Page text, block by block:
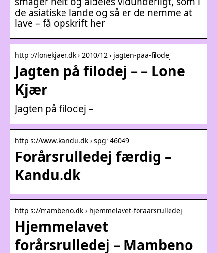
de asiatiske lande og så er de nemme at
lave – få opskrift her
http ://lonekjaer.dk › 2010/12 › jagten-paa-filodej
Jagten på filodej – – Lone
Kjær
Jagten på filodej –
http s://www.kandu.dk › spg146049
Forårsrulledej færdig –
Kandu.dk
http s://mambeno.dk › hjemmelavet-foraarsrulledej
Hjemmelavet
forårsrulledej – Mambeno